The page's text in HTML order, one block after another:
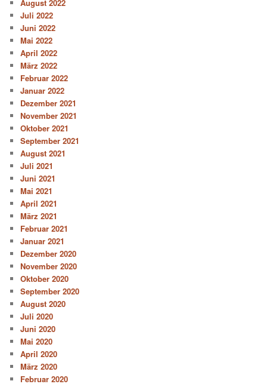
August 2022
Juli 2022
Juni 2022
Mai 2022
April 2022
März 2022
Februar 2022
Januar 2022
Dezember 2021
November 2021
Oktober 2021
September 2021
August 2021
Juli 2021
Juni 2021
Mai 2021
April 2021
März 2021
Februar 2021
Januar 2021
Dezember 2020
November 2020
Oktober 2020
September 2020
August 2020
Juli 2020
Juni 2020
Mai 2020
April 2020
März 2020
Februar 2020